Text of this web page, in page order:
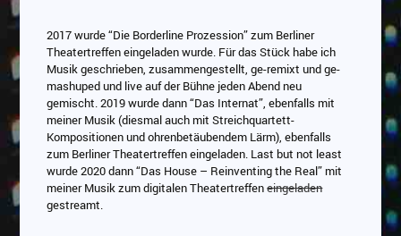
2017 wurde “Die Borderline Prozession” zum Berliner
Theatertreffen eingeladen wurde. Für das Stück habe ich
Musik geschrieben, zusammengestellt, ge-remixt und ge-
mashuped und live auf der Bühne jeden Abend neu
gemischt. 2019 wurde dann “Das Internat”, ebenfalls mit
meiner Musik (diesmal auch mit Streichquartett-
Kompositionen und ohrenbetäubendem Lärm), ebenfalls
zum Berliner Theatertreffen eingeladen. Last but not least
wurde 2020 dann “Das House – Reinventing the Real” mit
meiner Musik zum digitalen Theatertreffeneingeladen
gestreamt.